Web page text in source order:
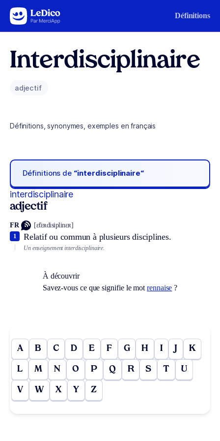
Aller au contenu Définitions
Interdisciplinaire
adjectif
Définitions, synonymes, exemples en français
Définitions de “interdisciplinaire“
interdisciplinaire
adjectif
FR [ɛ̃tɛʀdisiplinɛʀ]
Relatif ou commun à plusieurs disciplines.
1
Un enseignement interdisciplinaire.
À découvrir
Savez-vous ce que signifie le motrennaise ?
A B C D E F G H I J K
L M N O P Q R S T U
V W X Y Z